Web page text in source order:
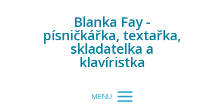
Blanka Fay -
písničkářka, textařka,
skladatelka a
klavíristka
MENU